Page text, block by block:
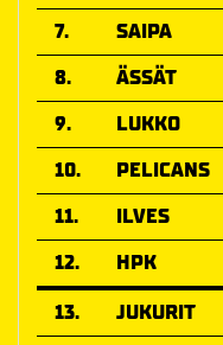
7.
SAIPA
8.
ÄSSÄT
9.
LUKKO
10.
PELICANS
11.
ILVES
12.
HPK
13.
JUKURIT